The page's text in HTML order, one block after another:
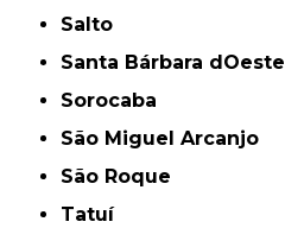
Salto
Santa Bárbara dOeste
Sorocaba
São Miguel Arcanjo
São Roque
Tatuí